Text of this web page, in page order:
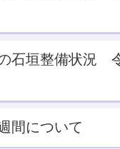
石垣整備状況
間について